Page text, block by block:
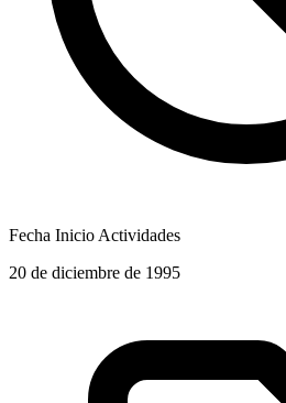
Fecha Inicio Actividades
20 de diciembre de 1995